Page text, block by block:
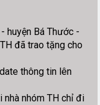
huyện Bá Thước -
đã trao tặng cho
thông tin lên
nhà nhóm TH chỉ đi